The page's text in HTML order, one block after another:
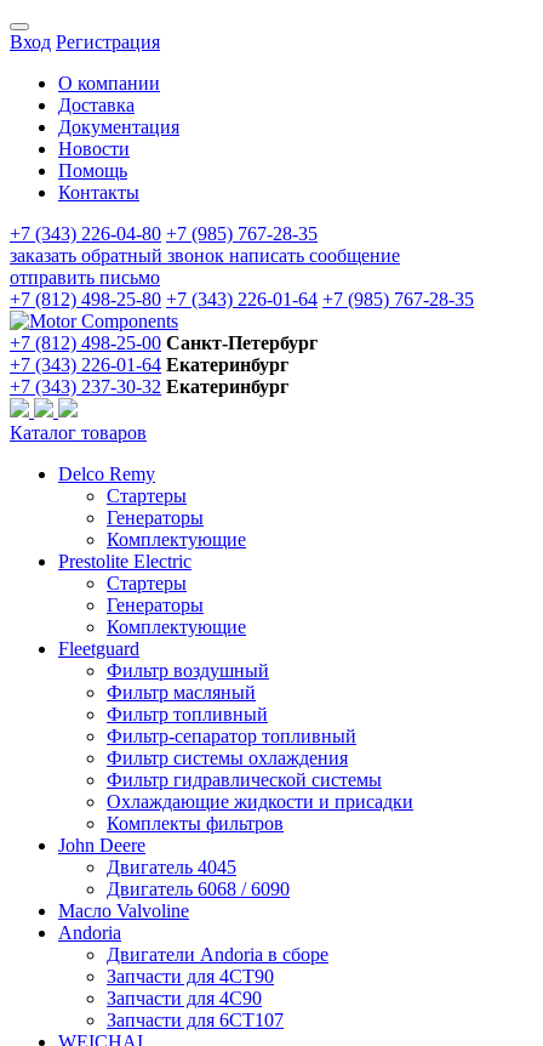
Вход Регистрация
О компании
Доставка
Документация
Новости
Помощь
Контакты
+7 (343) 226-04-80 +7 (985) 767-28-35
заказать обратный звонок написать сообщение
отправить письмо
+7 (812) 498-25-80 +7 (343) 226-01-64 +7 (985) 767-28-35
+7 (812) 498-25-00 Санкт-Петербург
+7 (343) 226-01-64 Екатеринбург
+7 (343) 237-30-32 Екатеринбург
Каталог товаров
Delco Remy
Стартеры
Генераторы
Комплектующие
Prestolite Electric
Стартеры
Генераторы
Комплектующие
Fleetguard
Фильтр воздушный
Фильтр масляный
Фильтр топливный
Фильтр-сепаратор топливный
Фильтр системы охлаждения
Фильтр гидравлической системы
Охлаждающие жидкости и присадки
Комплекты фильтров
John Deere
Двигатель 4045
Двигатель 6068 / 6090
Масло Valvoline
Andoria
Двигатели Andoria в сборе
Запчасти для 4CT90
Запчасти для 4С90
Запчасти для 6CT107
WEICHAI